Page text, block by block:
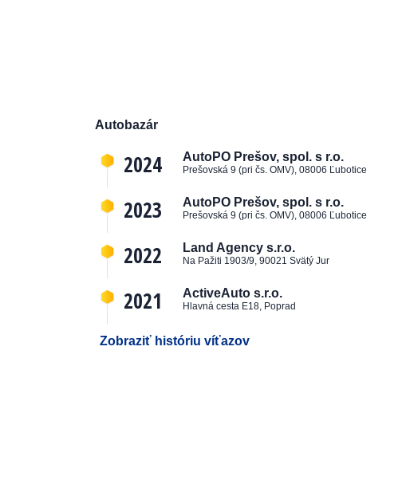
Autobazár
2024 AutoPO Prešov, spol. s r.o.
Prešovská 9 (pri čs. OMV), 08006 Ľubotice
2023 AutoPO Prešov, spol. s r.o.
Prešovská 9 (pri čs. OMV), 08006 Ľubotice
2022 Land Agency s.r.o.
Na Pažiti 1903/9, 90021 Svätý Jur
2021 ActiveAuto s.r.o.
Hlavná cesta E18, Poprad
Zobraziť históriu víťazov